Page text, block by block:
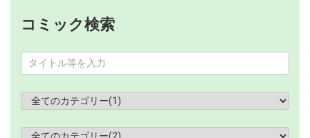
コミック検索